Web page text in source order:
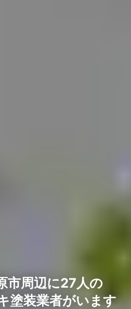
市周辺に27人の
塗装業者がいます